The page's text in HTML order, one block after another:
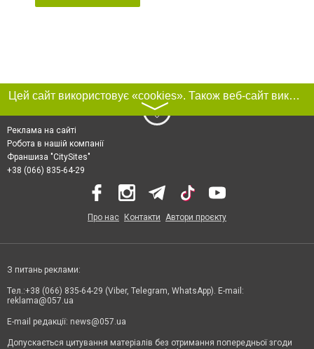
Цей сайт використовує «cookies». Також веб-сайт використовує інтернет-сервіс для збору технічних даних стосовно відвідувачів з метою отримання маркетингової та статистичної інформації. Умови обробки даних відвідувачів сайту див.
〉
Реклама на сайті
Робота в нашій компанії
Франшиза "CitySites"
+38 (066) 835-64-29
Про нас Контакти Автори проєкту
З питань реклами:
Тел.:+38 (066) 835-64-29 (Viber, Telegram, WhatsApp). E-mail:
reklama@057.ua
E-mail редакції: news@057.ua
Допускається цитування матеріалів без отримання попередньої згоди